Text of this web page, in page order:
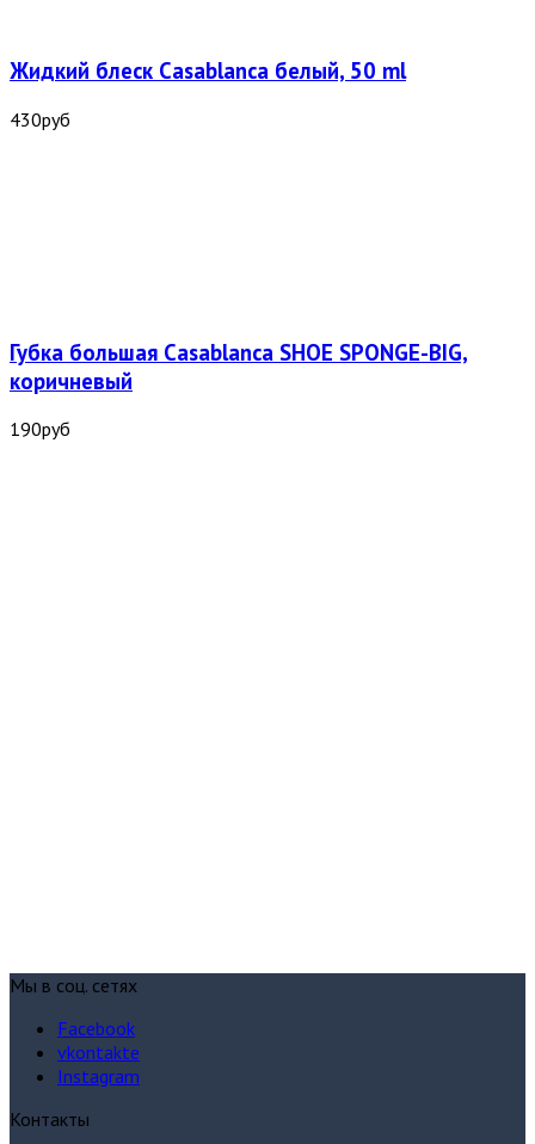
Жидкий блеск Casablanca белый, 50 ml
430руб
Губка большая Casablanca SHOE SPONGE-BIG,
коричневый
190руб
Мы в соц. сетях
Facebook
vkontakte
Instagram
Контакты